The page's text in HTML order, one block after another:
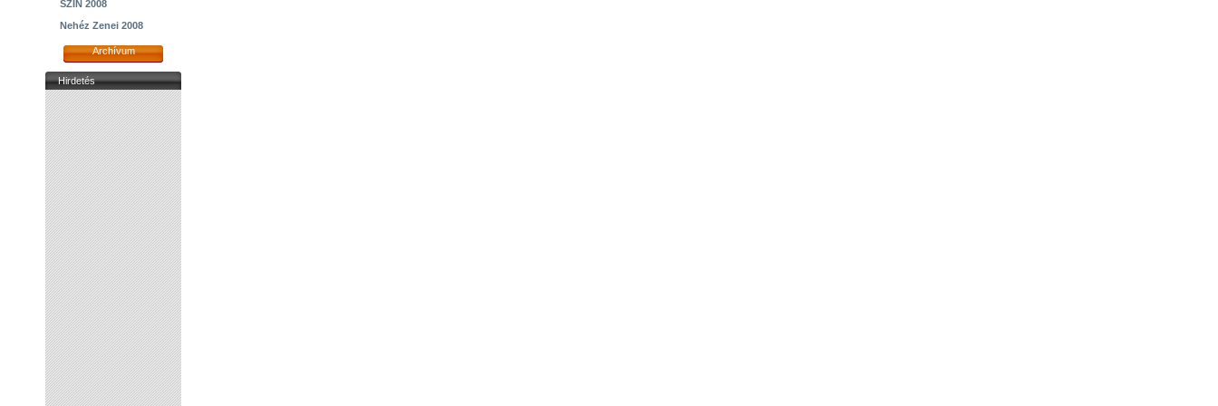
SZIN 2008
Nehéz Zenei 2008
Archívum
Hirdetés